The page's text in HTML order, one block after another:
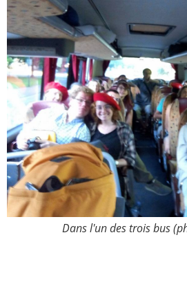
Dans l'un des trois bus